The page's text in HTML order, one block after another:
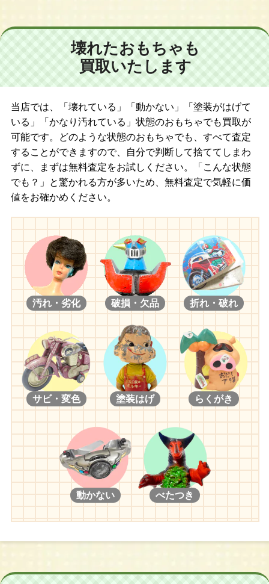
壊れたおもちゃも
買取いたします
当店では、「壊れている」「動かない」「塗装がはげて
いる」「かなり汚れている」状態のおもちゃでも買取が
可能です。どのような状態のおもちゃでも、すべて査定
することができますので、自分で判断して捨ててしまわ
ずに、まずは無料査定をお試しください。「こんな状態
でも？」と驚かれる方が多いため、無料査定で気軽に価
値をお確かめください。
汚れ・劣化 破損・欠品 折れ・破れ
サビ・変色 塗装はげ らくがき
動かない べたつき